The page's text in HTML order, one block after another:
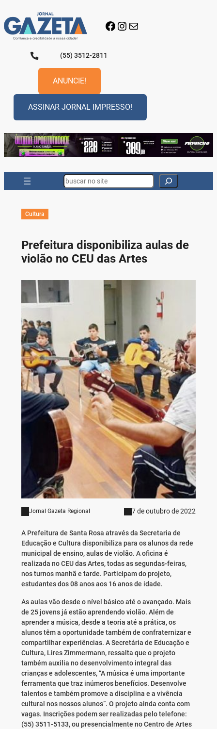
para
o
conteúdo
Facebook
Instagram
E-mail
(55) 3512-2811
ANUNCIE!
ASSINAR JORNAL IMPRESSO!
Search
Cultura
Prefeitura disponibiliza aulas de
violão no CEU das Artes
Jornal Gazeta Regional 7 de outubro de 2022
A Prefeitura de Santa Rosa através da Secretaria de
Educação e Cultura disponibiliza para os alunos da rede
municipal de ensino, aulas de violão. A oficina é
realizada no CEU das Artes, todas as segundas-feiras,
nos turnos manhã e tarde. Participam do projeto,
estudantes dos 08 anos aos 16 anos de idade.
As aulas vão desde o nível básico até o avançado. Mais
de 25 jovens já estão aprendendo violão. Além de
aprender a música, desde a teoria até a prática, os
alunos têm a oportunidade também de confraternizar e
compartilhar experiências. A Secretária de Educação e
Cultura, Lires Zimmermann, ressalta que o projeto
também auxilia no desenvolvimento integral das
crianças e adolescentes, “A música é uma importante
ferramenta que traz inúmeros benefícios. Desenvolve
talentos e também promove a disciplina e a vivência
cultural nos nossos alunos”. O projeto ainda conta com
vagas. Inscrições podem ser realizadas pelo telefone:
(55) 3511-5133, ou presencialmente no Centro de Artes